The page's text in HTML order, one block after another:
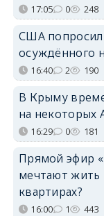
17:05 0 248
США
осуждённого
16:40 2 190
В Крыму
на некоторых
16:29 0 181
Прямой эфир
мечтают жить
квартирах?
16:00 1 443